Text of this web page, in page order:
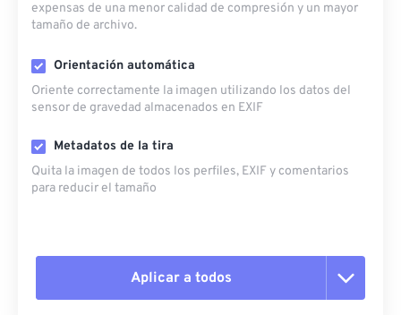
expensas de una menor calidad de compresión y un mayor
tamaño de archivo.
Orientación automática
Oriente correctamente la imagen utilizando los datos del
sensor de gravedad almacenados en EXIF
Metadatos de la tira
Quita la imagen de todos los perfiles, EXIF ​​y comentarios
para reducir el tamaño
Aplicar a todos